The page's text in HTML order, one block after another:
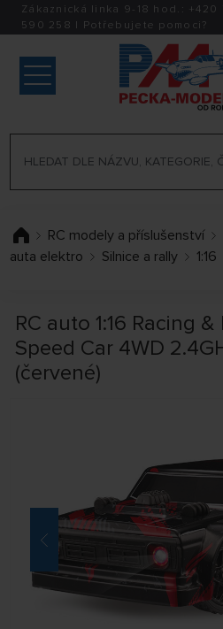
Zákaznická linka 9-18 hod.: +420
590 258 | Potřebujete pomoci?
RC modely a příslušenství
auta elektro
Silnice a rally 1:16
RC auto 1:16 Racing
Speed Car 4WD
(červené)